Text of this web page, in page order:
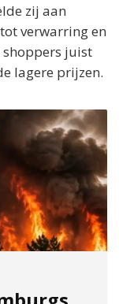
zij aan
verwarring en
shoppers juist
lagere prijzen.